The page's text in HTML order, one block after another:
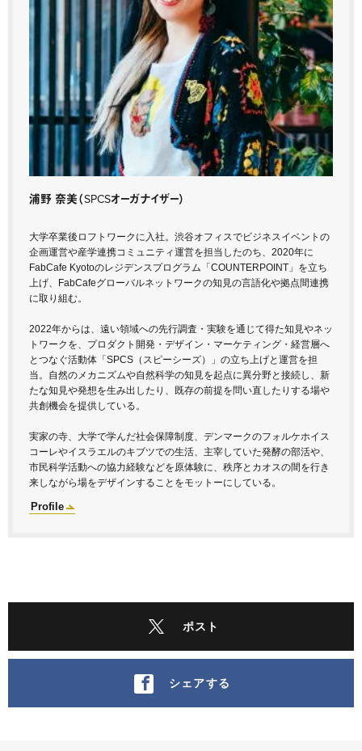
浦野 奈美（SPCSオーガナイザー）
大学卒業後ロフトワークに入社。渋谷オフィスでビジネスイベントの
企画運営や産学連携コミュニティ運営を担当したのち、2020年に
FabCafe Kyotoのレジデンスプログラム「COUNTERPOINT」を立ち
上げ、FabCafeグローバルネットワークの知見の言語化や拠点間連携
に取り組む。
2022年からは、遠い領域への先行調査・実験を通じて得た知見やネッ
トワークを、プロダクト開発・デザイン・マーケティング・経営層へ
とつなぐ活動体「SPCS（スピーシーズ）」の立ち上げと運営を担
当。自然のメカニズムや自然科学の知見を起点に異分野と接続し、新
たな知見や発想を生み出したり、既存の前提を問い直したりする場や
共創機会を提供している。
実家の寺、大学で学んだ社会保障制度、デンマークのフォルケホイス
コーレやイスラエルのキブツでの生活、主宰していた発酵の部活や、
市民科学活動への協力経験などを原体験に、秩序とカオスの間を行き
来しながら場をデザインすることをモットーにしている。
Profile
ポスト
シェアする